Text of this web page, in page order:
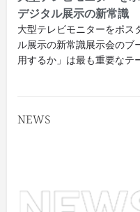
デジタル展示の新常識
大型テレビモニターをポ
ル展示の新常識展示会の
用するか」は最も重要な
NEWS